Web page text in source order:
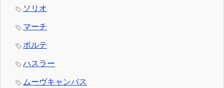
ソリオ
マーチ
ポルテ
ハスラー
ムーヴキャンバス